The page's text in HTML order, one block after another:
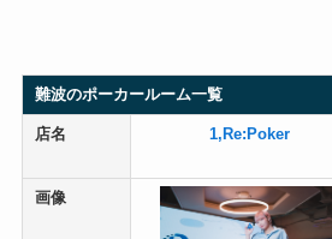
難波のポーカールーム一覧
店名 1,Re:Poker
画像